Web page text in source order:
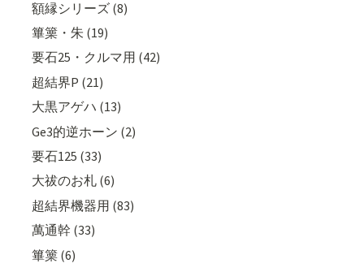
額縁シリーズ (8)
篳篥・朱 (19)
要石25・クルマ用 (42)
超結界P (21)
大黒アゲハ (13)
Ge3的逆ホーン (2)
要石125 (33)
大祓のお札 (6)
超結界機器用 (83)
萬通幹 (33)
篳篥 (6)